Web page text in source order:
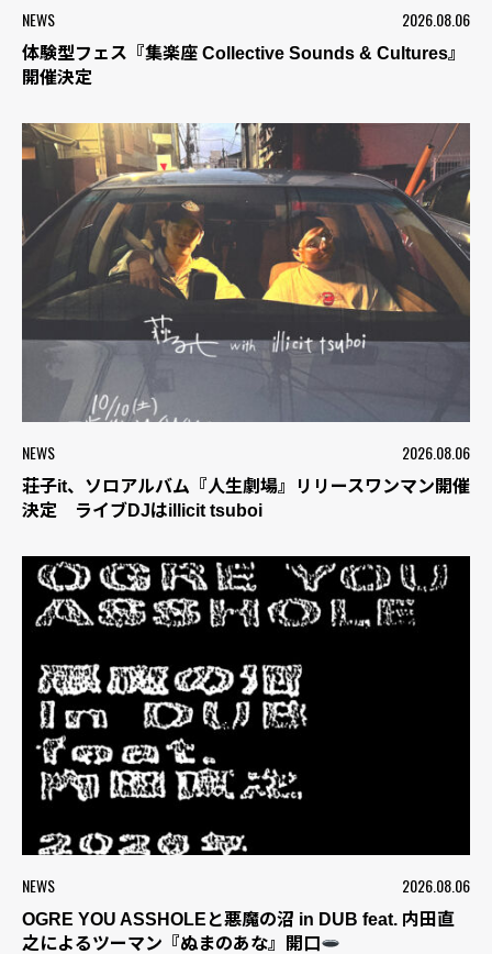
NEWS 2026.08.06
体験型フェス『集楽座 Collective Sounds & Cultures』
開催決定
NEWS 2026.08.06
荘子it、ソロアルバム『人生劇場』リリースワンマン開催
決定 ライブDJはillicit tsuboi
NEWS 2026.08.06
OGRE YOU ASSHOLEと悪魔の沼 in DUB feat. 内田直
之によるツーマン『ぬまのあな』開口